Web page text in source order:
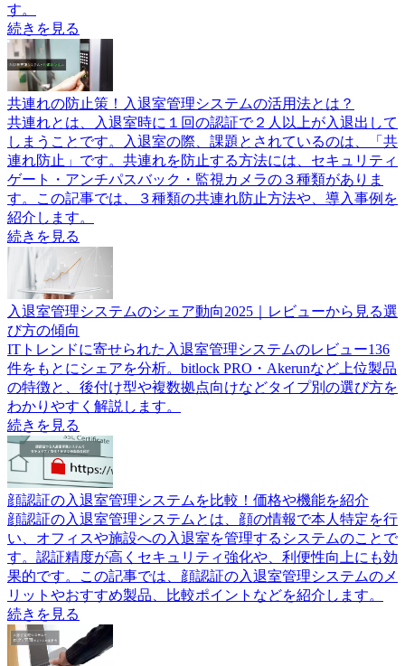
す。
続きを見る
共連れの防止策！入退室管理システムの活用法とは？
共連れとは、入退室時に１回の認証で２人以上が入退出して
しまうことです。入退室の際、課題とされているのは、「共
連れ防止」です。共連れを防止する方法には、セキュリティ
ゲート・アンチパスバック・監視カメラの３種類がありま
す。この記事では、３種類の共連れ防止方法や、導入事例を
紹介します。
続きを見る
入退室管理システムのシェア動向2025｜レビューから見る選
び方の傾向
ITトレンドに寄せられた入退室管理システムのレビュー136
件をもとにシェアを分析。bitlock PRO・Akerunなど上位製品
の特徴と、後付け型や複数拠点向けなどタイプ別の選び方を
わかりやすく解説します。
続きを見る
顔認証の入退室管理システムを比較！価格や機能を紹介
顔認証の入退室管理システムとは、顔の情報で本人特定を行
い、オフィスや施設への入退室を管理するシステムのことで
す。認証精度が高くセキュリティ強化や、利便性向上にも効
果的です。この記事では、顔認証の入退室管理システムのメ
リットやおすすめ製品、比較ポイントなどを紹介します。
続きを見る